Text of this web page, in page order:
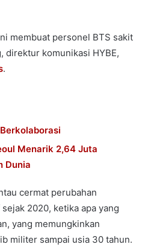
membuat personel BTS sakit
direktur komunikasi HYBE,
.
Menarik 2,64 Juta
Dunia
cermat perubahan
2020, ketika apa yang
yang memungkinkan
militer sampai usia 30 tahun.